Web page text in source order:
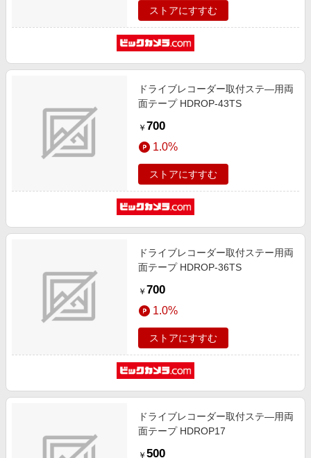
ストアにすすむ
ドライブレコーダー取付ステ―用両
面テープ HDROP-43TS
￥ 700
1.0%
ストアにすすむ
ドライブレコーダー取付ステー用両
面テープ HDROP-36TS
￥ 700
1.0%
ストアにすすむ
ドライブレコーダー取付ステ―用両
面テープ HDROP17
￥ 500